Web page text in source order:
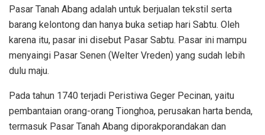
Pasar Tanah Abang adalah untuk berjualan tekstil serta
barang kelontong dan hanya buka setiap hari Sabtu. Oleh
karena itu, pasar ini disebut Pasar Sabtu. Pasar ini mampu
menyaingi Pasar Senen (Welter Vreden) yang sudah lebih
dulu maju.
Pada tahun 1740 terjadi Peristiwa Geger Pecinan, yaitu
pembantaian orang-orang Tionghoa, perusakan harta benda,
termasuk Pasar Tanah Abang diporakporandakan dan